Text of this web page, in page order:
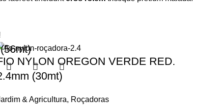
NYLON OREGON VERDE RED.
(30mt)
& Agricultura, Roçadoras